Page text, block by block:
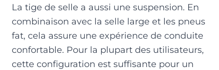
La tige de selle a aussi une suspension. En
combinaison avec la selle large et les pneus
fat, cela assure une expérience de conduite
confortable. Pour la plupart des utilisateurs,
cette configuration est suffisante pour un